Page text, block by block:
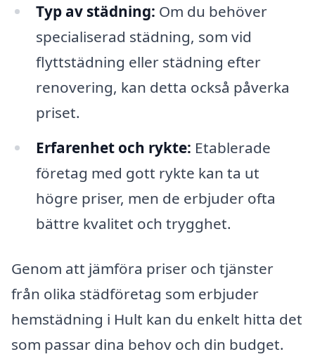
Typ av städning: Om du behöver
specialiserad städning, som vid
flyttstädning eller städning efter
renovering, kan detta också påverka
priset.
Erfarenhet och rykte: Etablerade
företag med gott rykte kan ta ut
högre priser, men de erbjuder ofta
bättre kvalitet och trygghet.
Genom att jämföra priser och tjänster
från olika städföretag som erbjuder
hemstädning i Hult kan du enkelt hitta det
som passar dina behov och din budget.